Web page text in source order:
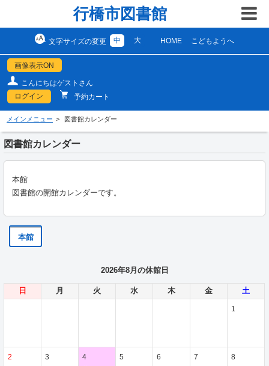
行橋市図書館
文字サイズの変更 中 大 HOME こどもようへ
画像表示ON
こんにちはゲストさん
ログイン
予約カート
メインメニュー 図書館カレンダー
図書館カレンダー
本館
図書館の開館カレンダーです。
本館
2026年8月の休館日
日 月 火 水 木 金 土
1
2 3
4
5 6 7 8